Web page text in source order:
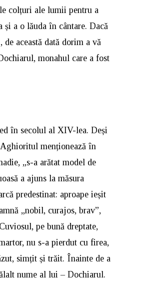
colțuri ale lumii pentru a
a o lăuda în cântare. Dacă
această dată dorim a vă
monahul care a fost
în secolul al XIV-lea. Deși
menționează în
„s-a arătat model de
a ajuns la măsura
predestinat: aproape ieșit
„nobil, curajos, brav”,
pe bună dreptate,
nu s-a pierdut cu firea,
simțit și trăit. Înainte de a
nume al lui – Dochiarul.